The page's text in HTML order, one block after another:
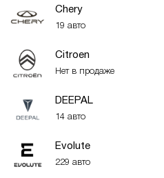
Chery
19 авто
Citroen
Нет в продаже
DEEPAL
14 авто
Evolute
229 авто